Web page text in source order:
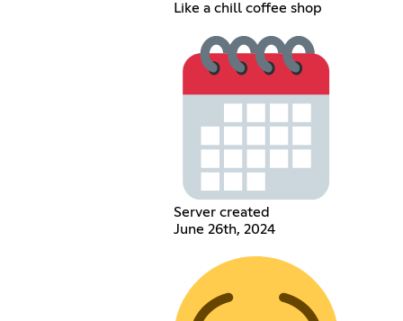
Like a chill coffee shop
Server created
June 26th, 2024